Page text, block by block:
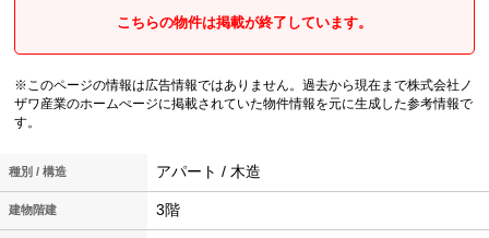
こちらの物件は掲載が終了しています。
※このページの情報は広告情報ではありません。過去から現在まで株式会社ノ
ザワ産業のホームぺージに掲載されていた物件情報を元に生成した参考情報で
す。
種別 / 構造 アパート / 木造
建物階建 3階